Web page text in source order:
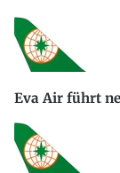
Eva Air führt